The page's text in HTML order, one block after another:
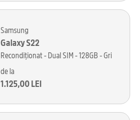
Samsung
Galaxy S22
Recondiționat - Dual SIM - 128GB - Gri
de la
1.125,00 LEI